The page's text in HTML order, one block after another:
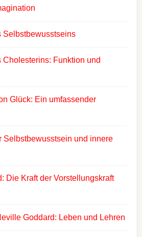
Selbstbewusstseins
Cholesterins: Funktion und
Glück: Ein umfassender
Selbstbewusstsein und innere
Die Kraft der Vorstellungskraft
Goddard: Leben und Lehren